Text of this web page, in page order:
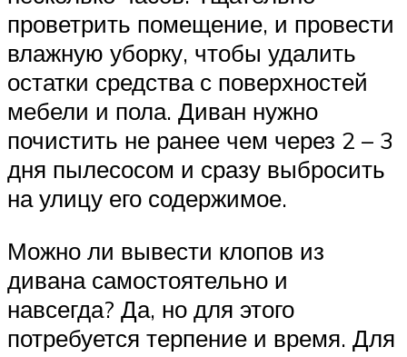
проветрить помещение, и провести
влажную уборку, чтобы удалить
остатки средства с поверхностей
мебели и пола. Диван нужно
почистить не ранее чем через 2 – 3
дня пылесосом и сразу выбросить
на улицу его содержимое.
Можно ли вывести клопов из
дивана самостоятельно и
навсегда? Да, но для этого
потребуется терпение и время. Для